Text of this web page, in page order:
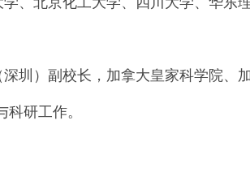
圳）副校长，加拿大皇家科学院、
研工作。